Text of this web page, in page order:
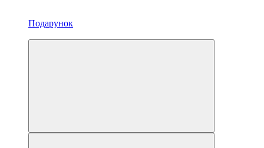
Подарунок